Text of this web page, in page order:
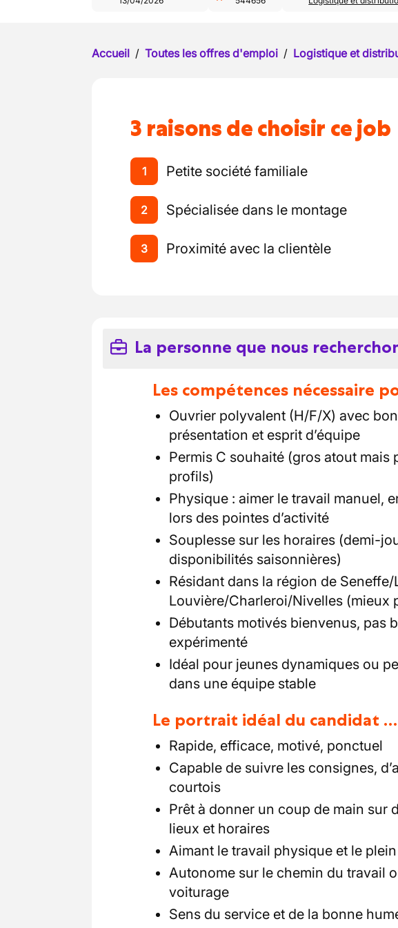
Accueil / Toutes les offres d'emploi / Logistique et
3 raisons de choisir ce job
1 Petite société familiale
2 Spécialisée dans le montage
3 Proximité avec la clientèle
La personne que nous
Les compétences nécessaire
Ouvrier polyvalent (H/F/X) avec
présentation et esprit d’équipe
Permis C souhaité (gros atout
profils)
Physique : aimer le travail manuel,
lors des pointes d’activité
Souplesse sur les horaires (demi-
disponibilités saisonnières)
Résidant dans la région de Seneffe/
Louvière/Charleroi/Nivelles (mieux
Débutants motivés bienvenus, pas
expérimenté
Idéal pour jeunes dynamiques ou
dans une équipe stable
Le portrait idéal du candidat …
Rapide, efficace, motivé, ponctuel
Capable de suivre les consignes,
courtois
Prêt à donner un coup de main sur
lieux et horaires
Aimant le travail physique et le
Autonome sur le chemin du travail
voiturage
Sens du service et de la bonne